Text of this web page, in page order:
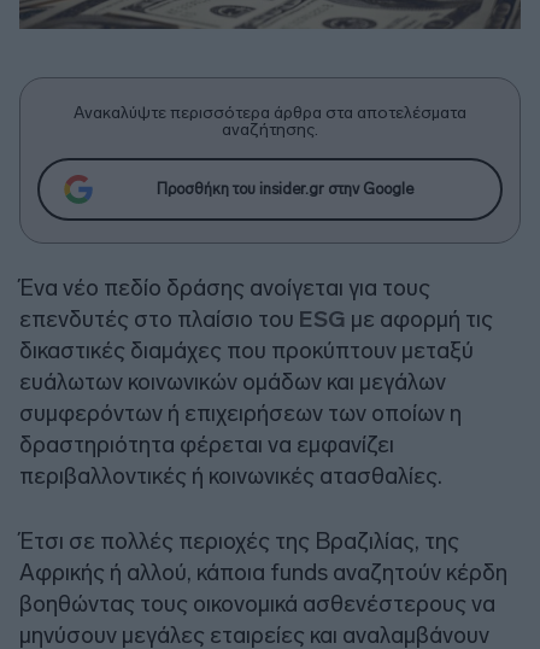
Ανακαλύψτε περισσότερα άρθρα στα αποτελέσματα
αναζήτησης.
Προσθήκη του insider.gr στην Google
Ένα νέο πεδίο δράσης ανοίγεται για τους
επενδυτές στο πλαίσιο του ESG με αφορμή τις
δικαστικές διαμάχες που προκύπτουν μεταξύ
ευάλωτων κοινωνικών ομάδων και μεγάλων
συμφερόντων ή επιχειρήσεων των οποίων η
δραστηριότητα φέρεται να εμφανίζει
περιβαλλοντικές ή κοινωνικές ατασθαλίες.
Έτσι σε πολλές περιοχές της Bραζιλίας, της
Αφρικής ή αλλού, κάποια funds αναζητούν κέρδη
βοηθώντας τους οικονομικά ασθενέστερους να
μηνύσουν μεγάλες εταιρείες και αναλαμβάνουν